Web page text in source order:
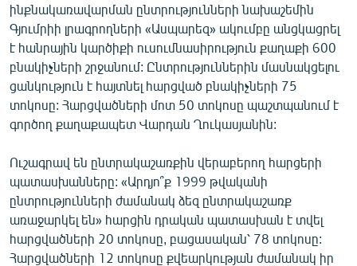
ՏԱՐԱԾԱՇՐՋԱՆ
ՄԻՋԱԶԳԱՅԻՆ
ՄՇԱԿՈՒՅԹ
ՍՊՈՐՏ
ՏՏ ԵՒ ԻՆՏԵՐՆԵՏ
ԿՈՐՈՆԱՎԻՐՈՒՍ
ԱՐԽԻՎ
ՏԵՍԱՆՅՈՒԹԵՐ
ինքնակառավարման ընտրությունների նախաշեմին
Գյումրիի լրագրողների «Ասպարեզ» ակումբը անցկացրել
է հանրային կարծիքի ուսումնասիրություն քաղաքի 600
բնակիչների շրջանում: Ընտրություններին մասնակցելու
ցանկություն է հայտնել հարցված բնակիչների 75
տոկոսը: Հարցվածների մոտ 50 տոկոսը պաշտպանում է
գործող քաղաքապետ Վարդան Ղուկասյանին:
Ուշագրավ են ընտրակաշառքին վերաբերող հարցերի
պատասխանները: «Արդյո՞ք 1999 թվականի
ընտրությունների ժամանակ ձեզ ընտրակաշառք
առաջարկել են» հարցին դրական պատասխան է տվել
հարցվածների 20 տոկոսը, բացասական՝ 78 տոկոսը:
Հարցվածների 12 տոկոսը քվեարկության ժամանակ իր